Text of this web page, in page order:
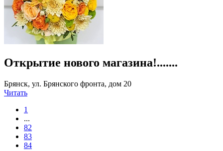
Открытие нового магазина!.......
Брянск, ул. Брянского фронта, дом 20
Читать
1
...
82
83
84